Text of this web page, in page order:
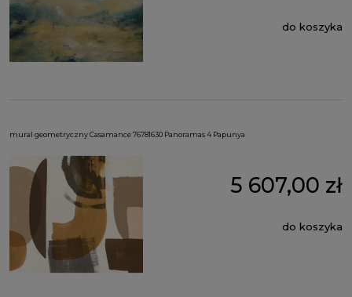
do koszyka
mural geometryczny Casamance 76781630 Panoramas 4 Papunya
5 607,00 zł
do koszyka